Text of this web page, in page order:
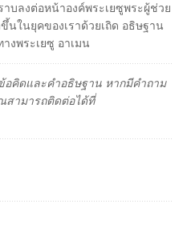
บลงต่อหน้าองค์พระเยซูพระผู้ช่วย
นในยุคของเราด้วยเถิด อธิษฐาน
งพระเยซู อาเมน
อคิดและคำอธิษฐาน หากมีคำถาม
สามารถติดต่อได้ที่